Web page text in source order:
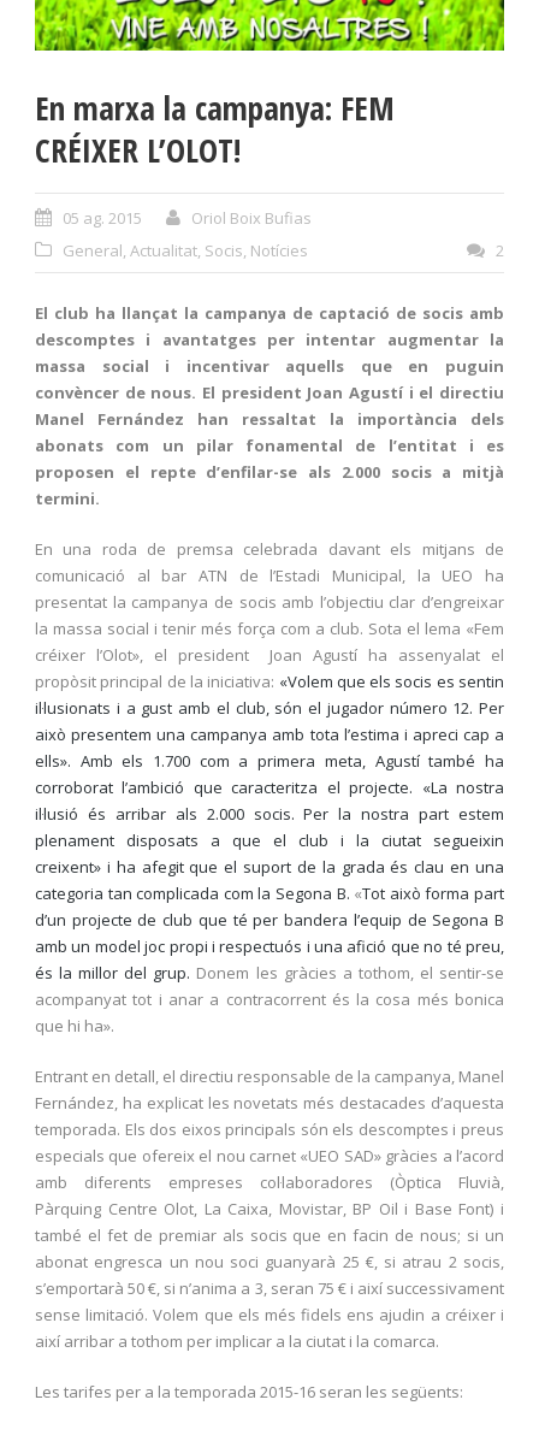
En marxa la campanya: FEM
CRÉIXER L’OLOT!
05 ag. 2015
Oriol Boix Bufias
General, Actualitat, Socis, Notícies 2
El club ha llançat la campanya de captació de socis amb
descomptes i avantatges per intentar augmentar la
massa social i incentivar aquells que en puguin
convèncer de nous. El president Joan Agustí i el directiu
Manel Fernández han ressaltat la importància dels
abonats com un pilar fonamental de l’entitat i es
proposen el repte d’enfilar-se als 2.000 socis a mitjà
termini.
En una roda de premsa celebrada davant els mitjans de
comunicació al bar ATN de l’Estadi Municipal, la UEO ha
presentat la campanya de socis amb l’objectiu clar d’engreixar
la massa social i tenir més força com a club. Sota el lema «Fem
créixer l’Olot», el president Joan Agustí ha assenyalat el
propòsit principal de la iniciativa: «Volem que els socis es sentin
il·lusionats i a gust amb el club, són el jugador número 12. Per
això presentem una campanya amb tota l’estima i apreci cap a
ells». Amb els 1.700 com a primera meta, Agustí també ha
corroborat l’ambició que caracteritza el projecte. «La nostra
il·lusió és arribar als 2.000 socis. Per la nostra part estem
plenament disposats a que el club i la ciutat segueixin
creixent» i ha afegit que el suport de la grada és clau en una
categoria tan complicada com la Segona B. «Tot això forma part
d’un projecte de club que té per bandera l’equip de Segona B
amb un model joc propi i respectuós i una afició que no té preu,
és la millor del grup. Donem les gràcies a tothom, el sentir-se
acompanyat tot i anar a contracorrent és la cosa més bonica
que hi ha».
Entrant en detall, el directiu responsable de la campanya, Manel
Fernández, ha explicat les novetats més destacades d’aquesta
temporada. Els dos eixos principals són els descomptes i preus
especials que ofereix el nou carnet «UEO SAD» gràcies a l’acord
amb diferents empreses col·laboradores (Òptica Fluvià,
Pàrquing Centre Olot, La Caixa, Movistar, BP Oil i Base Font) i
també el fet de premiar als socis que en facin de nous; si un
abonat engresca un nou soci guanyarà 25 €, si atrau 2 socis,
s’emportarà 50 €, si n’anima a 3, seran 75 € i així successivament
sense limitació. Volem que els més fidels ens ajudin a créixer i
així arribar a tothom per implicar a la ciutat i la comarca.
Les tarifes per a la temporada 2015-16 seran les següents: